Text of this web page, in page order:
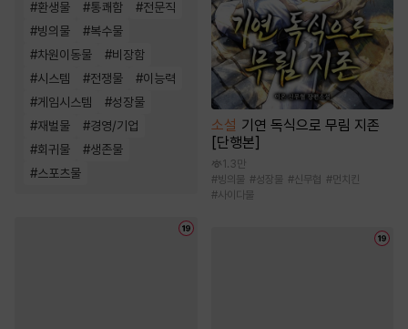
#환생물 #통쾌함 #전문직
#빙의물 #복수물
#차원이동물 #비장함
#시스템 #전쟁물 #이능력
#게임시스템 #성장물
#재벌물 #경영/기업
#회귀물 #생존물
#스포츠물
소설 기연 독식으로 무림 지존
[단행본]
1.3만
#빙의물 #성장물 #신무협 #먼치킨
#사이다물